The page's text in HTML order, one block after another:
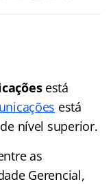
está
está
nível superior.
as
Gerencial,